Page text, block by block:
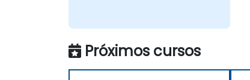
Próximos cursos